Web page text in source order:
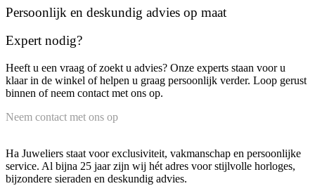
Persoonlijk en deskundig advies op maat
Expert nodig?
Heeft u een vraag of zoekt u advies? Onze experts staan voor u
klaar in de winkel of helpen u graag persoonlijk verder. Loop gerust
binnen of neem contact met ons op.
Neem contact met ons op
Ha Juweliers staat voor exclusiviteit, vakmanschap en persoonlijke
service. Al bijna 25 jaar zijn wij hét adres voor stijlvolle horloges,
bijzondere sieraden en deskundig advies.